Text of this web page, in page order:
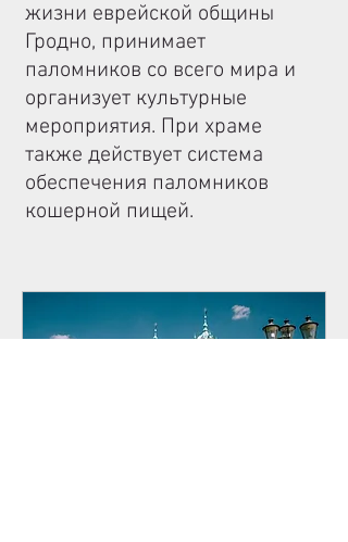
жизни еврейской общины
Гродно, принимает
паломников со всего мира и
организует культурные
мероприятия. При храме
также действует система
обеспечения паломников
кошерной пищей.